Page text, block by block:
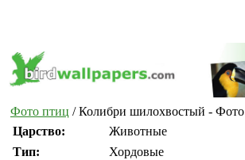
Фото птиц / Колибри шилохвостый - Фото
Царство:
Животные
Тип:
Хордовые